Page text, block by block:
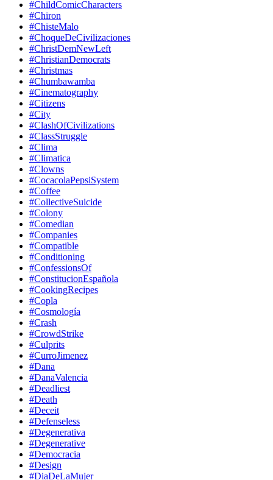
#ChildComicCharacters
#Chiron
#ChisteMalo
#ChoqueDeCivilizaciones
#ChristDemNewLeft
#ChristianDemocrats
#Christmas
#Chumbawamba
#Cinematography
#Citizens
#City
#ClashOfCivilizations
#ClassStruggle
#Clima
#Climatica
#Clowns
#CocacolaPepsiSystem
#Coffee
#CollectiveSuicide
#Colony
#Comedian
#Companies
#Compatible
#Conditioning
#ConfessionsOf
#ConstitucionEspañola
#CookingRecipes
#Copla
#Cosmología
#Crash
#CrowdStrike
#Culprits
#CurroJimenez
#Dana
#DanaValencia
#Deadliest
#Death
#Deceit
#Defenseless
#Degenerativa
#Degenerative
#Democracia
#Design
#DiaDeLaMujer